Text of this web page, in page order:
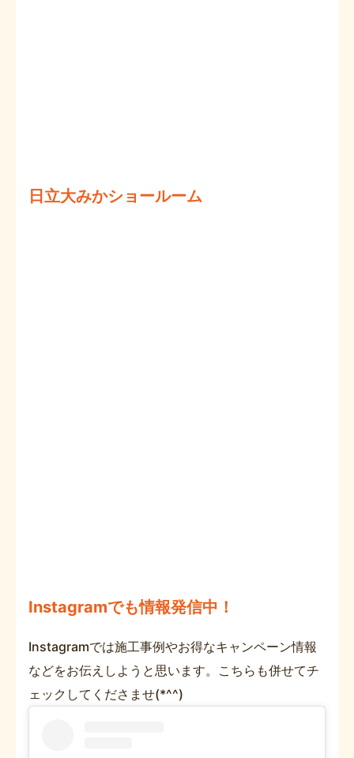
日立大みかショールーム
Instagramでも情報発信中！
Instagramでは施工事例やお得なキャンペーン情報
などをお伝えしようと思います。こちらも併せてチ
ェックしてくださませ(*^^)